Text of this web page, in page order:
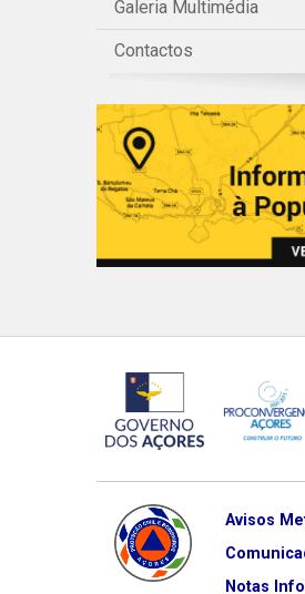
Galeria Multimédia
Contactos
Avisos
Notas